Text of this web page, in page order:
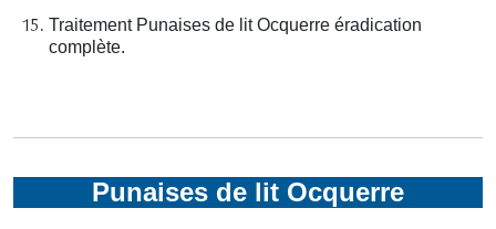
Traitement Punaises de lit Ocquerre éradication
complète.
Punaises de lit Ocquerre